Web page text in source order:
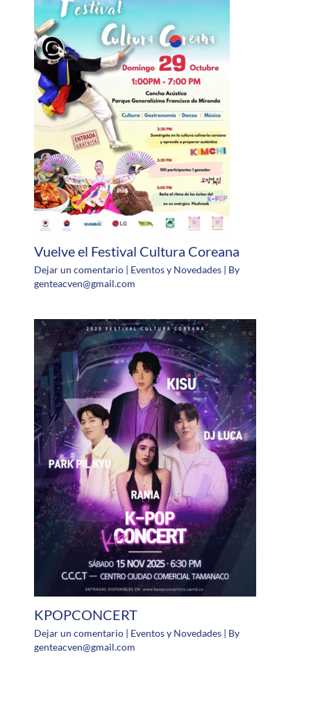
Vuelve el Festival Cultura Coreana
Dejar un comentario | Eventos y Novedades| By
genteacven@gmail.com
KPOPCONCERT
Dejar un comentario | Eventos y Novedades| By
genteacven@gmail.com